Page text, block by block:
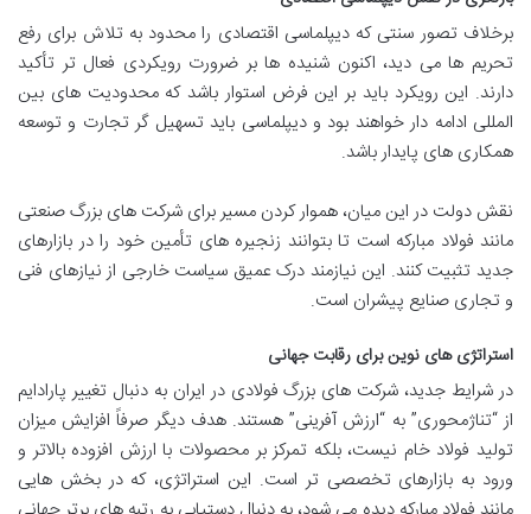
برخلاف تصور سنتی که دیپلماسی اقتصادی را محدود به تلاش برای رفع
تحریم ها می دید، اکنون شنیده ها بر ضرورت رویکردی فعال تر تأکید
دارند. این رویکرد باید بر این فرض استوار باشد که محدودیت های بین
المللی ادامه دار خواهند بود و دیپلماسی باید تسهیل گر تجارت و توسعه
همکاری های پایدار باشد.
نقش دولت در این میان، هموار کردن مسیر برای شرکت های بزرگ صنعتی
مانند فولاد مبارکه است تا بتوانند زنجیره های تأمین خود را در بازارهای
جدید تثبیت کنند. این نیازمند درک عمیق سیاست خارجی از نیازهای فنی
و تجاری صنایع پیشران است.
استراتژی های نوین برای رقابت جهانی
در شرایط جدید، شرکت های بزرگ فولادی در ایران به دنبال تغییر پارادایم
از “تناژمحوری” به “ارزش آفرینی” هستند. هدف دیگر صرفاً افزایش میزان
تولید فولاد خام نیست، بلکه تمرکز بر محصولات با ارزش افزوده بالاتر و
ورود به بازارهای تخصصی تر است. این استراتژی، که در بخش هایی